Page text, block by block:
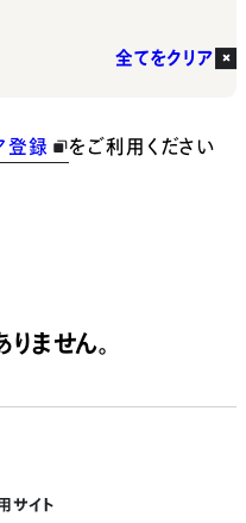
全てをクリア
登録 をご利用ください
ません。